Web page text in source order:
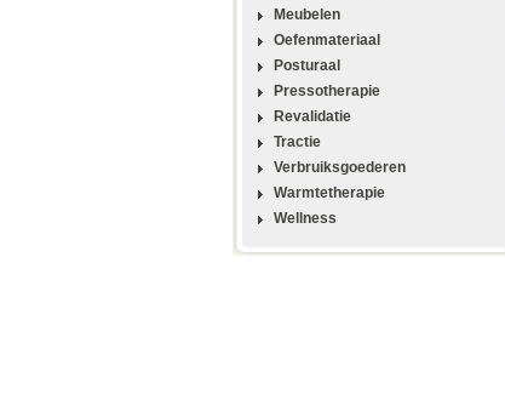
Meubelen
Oefenmateriaal
Posturaal
Pressotherapie
Revalidatie
Tractie
Verbruiksgoederen
Warmtetherapie
Wellness